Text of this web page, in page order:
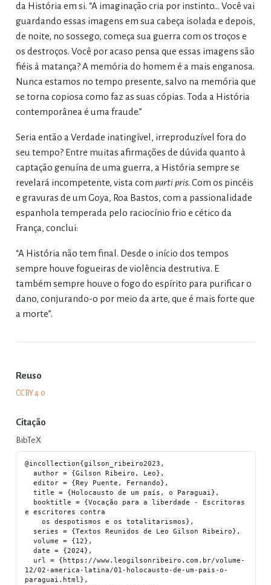
da História em si. “A imaginação cria por instinto... Você vai
guardando essas imagens em sua cabeça isolada e depois,
de noite, no sossego, começa sua guerra com os troços e
os destroços. Você por acaso pensa que essas imagens são
fiéis à matança? A memória do homem é a mais enganosa.
Nunca estamos no tempo presente, salvo na memória que
se torna copiosa como faz as suas cópias. Toda a História
contemporânea é uma fraude.”
Seria então a Verdade inatingível, irreproduzível fora do
seu tempo? Entre muitas afirmações de dúvida quanto à
captação genuína de uma guerra, a História sempre se
revelará incompetente, vista com parti pris. Com os pincéis
e gravuras de um Goya, Roa Bastos, com a passionalidade
espanhola temperada pelo raciocínio frio e cético da
França, conclui:
“A História não tem final. Desde o início dos tempos
sempre houve fogueiras de violência destrutiva. E
também sempre houve o fogo do espírito para purificar o
dano, conjurando-o por meio da arte, que é mais forte que
a morte”.
Reuso
CC BY 4.0
Citação
BibTeX
@incollection{gilson_ribeiro2023,
  author = {Gilson Ribeiro, Leo},
  editor = {Rey Puente, Fernando},
  title = {Holocausto de um país, o Paraguai},
e escritores contra
    os despotismos e os totalitarismos},
  volume = {12},
  date = {2024},
12/02-america-latina/01-holocausto-de-um-pais-o-
paraguai.html},